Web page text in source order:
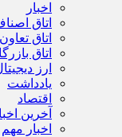
اخبار
اتاق
اتاق تعاون
اتاق
ارز
یادداشت
اقتصاد
آخرین
اخبار مهم